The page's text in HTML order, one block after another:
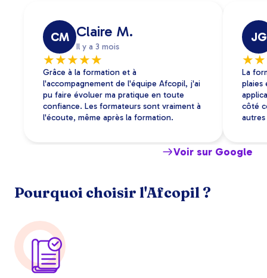
CM Claire M.
Il y a 3 mois
★★★★★
Grâce à la formation et à
l'accompagnement de l'équipe Afcopil, j'ai
pu faire évoluer ma pratique en toute
confiance. Les formateurs sont vraiment à
l'écoute, même après la formation.
JG
★★
La
plaies
côté
Voir sur Google
Pourquoi choisir l'Afcopil ?